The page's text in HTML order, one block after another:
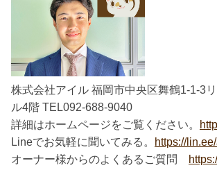
株式会社アイル 福岡市中央区舞鶴1-1-3
ル4階 TEL092-688-9040
詳細はホームページをご覧ください。
Lineでお気軽に聞いてみる。
https://
オーナー様からのよくあるご質問